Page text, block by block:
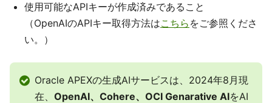
使用可能なAPIキーが作成済みであること
（OpenAIのAPIキー取得方法はこちら をご参照くださ
い。）
Oracle APEXの生成AIサービスは、2024年8月現
在、 OpenAI、Cohere、OCI Genarative AIをAI